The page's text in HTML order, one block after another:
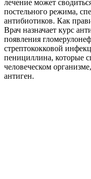
лечение может
постельного режима,
антибиотиков. Как
Врач назначает курс
появления
стрептококковой
пенициллина, которые
человеческом
антиген.